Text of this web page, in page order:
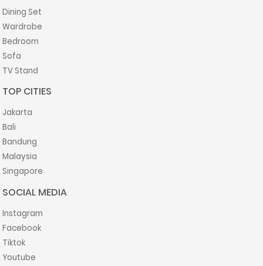
Dining Set
Wardrobe
Bedroom
Sofa
TV Stand
TOP CITIES
Jakarta
Bali
Bandung
Malaysia
Singapore
SOCIAL MEDIA
Instagram
Facebook
Tiktok
Youtube